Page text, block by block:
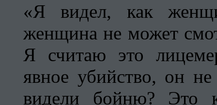
«Я видел, как
женщина не может
Я считаю это
явное убийство, он
видели бойню? Это